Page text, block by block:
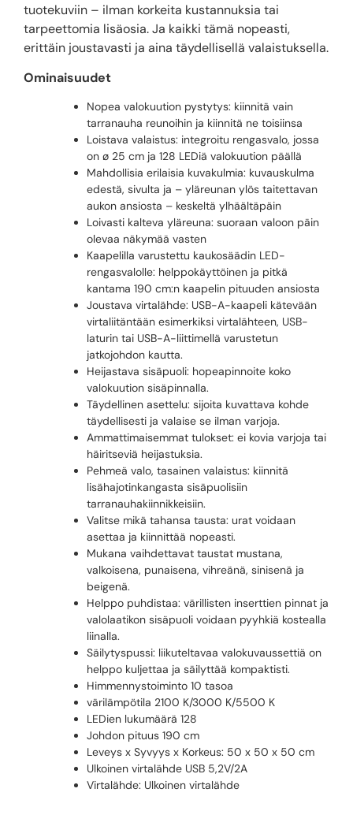
tuotekuviin – ilman korkeita kustannuksia tai
tarpeettomia lisäosia. Ja kaikki tämä nopeasti,
erittäin joustavasti ja aina täydellisellä valaistuksella.
Ominaisuudet
Nopea valokuution pystytys: kiinnitä vain
tarranauha reunoihin ja kiinnitä ne toisiinsa
Loistava valaistus: integroitu rengasvalo, jossa
on ø 25 cm ja 128 LEDiä valokuution päällä
Mahdollisia erilaisia kuvakulmia: kuvauskulma
edestä, sivulta ja – yläreunan ylös taitettavan
aukon ansiosta – keskeltä ylhäältäpäin
Loivasti kalteva yläreuna: suoraan valoon päin
olevaa näkymää vasten
Kaapelilla varustettu kaukosäädin LED-
rengasvalolle: helppokäyttöinen ja pitkä
kantama 190 cm:n kaapelin pituuden ansiosta
Joustava virtalähde: USB-A-kaapeli kätevään
virtaliitäntään esimerkiksi virtalähteen, USB-
laturin tai USB-A-liittimellä varustetun
jatkojohdon kautta.
Heijastava sisäpuoli: hopeapinnoite koko
valokuution sisäpinnalla.
Täydellinen asettelu: sijoita kuvattava kohde
täydellisesti ja valaise se ilman varjoja.
Ammattimaisemmat tulokset: ei kovia varjoja tai
häiritseviä heijastuksia.
Pehmeä valo, tasainen valaistus: kiinnitä
lisähajotinkangasta sisäpuolisiin
tarranauhakiinnikkeisiin.
Valitse mikä tahansa tausta: urat voidaan
asettaa ja kiinnittää nopeasti.
Mukana vaihdettavat taustat mustana,
valkoisena, punaisena, vihreänä, sinisenä ja
beigenä.
Helppo puhdistaa: värillisten inserttien pinnat ja
valolaatikon sisäpuoli voidaan pyyhkiä kostealla
liinalla.
Säilytyspussi: liikuteltavaa valokuvaussettiä on
helppo kuljettaa ja säilyttää kompaktisti.
Himmennystoiminto 10 tasoa
värilämpötila 2100 K/3000 K/5500 K
LEDien lukumäärä 128
Johdon pituus 190 cm
Leveys x Syvyys x Korkeus: 50 x 50 x 50 cm
Ulkoinen virtalähde USB 5,2V/2A
Virtalähde: Ulkoinen virtalähde